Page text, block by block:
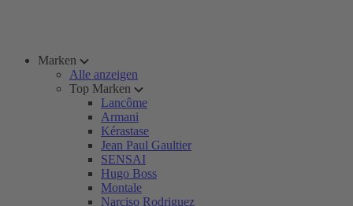
Marken
Alle anzeigen
Top Marken
Lancôme
Armani
Kérastase
Jean Paul Gaultier
SENSAI
Hugo Boss
Montale
Narciso Rodriguez